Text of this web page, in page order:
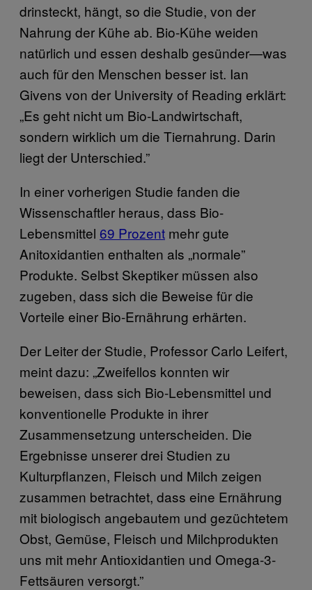
drinsteckt, hängt, so die Studie, von der
Nahrung der Kühe ab. Bio-Kühe weiden
natürlich und essen deshalb gesünder—was
auch für den Menschen besser ist. Ian
Givens von der University of Reading erklärt:
„Es geht nicht um Bio-Landwirtschaft,
sondern wirklich um die Tiernahrung. Darin
liegt der Unterschied.”
In einer vorherigen Studie fanden die
Wissenschaftler heraus, dass Bio-
Lebensmittel 69 Prozent mehr gute
Anitoxidantien enthalten als „normale”
Produkte. Selbst Skeptiker müssen also
zugeben, dass sich die Beweise für die
Vorteile einer Bio-Ernährung erhärten.
Der Leiter der Studie, Professor Carlo Leifert,
meint dazu: „Zweifellos konnten wir
beweisen, dass sich Bio-Lebensmittel und
konventionelle Produkte in ihrer
Zusammensetzung unterscheiden. Die
Ergebnisse unserer drei Studien zu
Kulturpflanzen, Fleisch und Milch zeigen
zusammen betrachtet, dass eine Ernährung
mit biologisch angebautem und gezüchtetem
Obst, Gemüse, Fleisch und Milchprodukten
uns mit mehr Antioxidantien und Omega-3-
Fettsäuren versorgt.”